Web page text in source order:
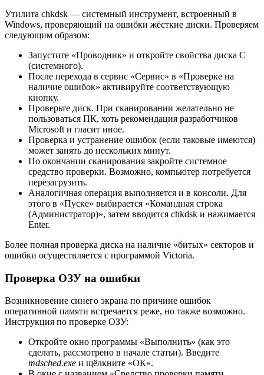
Утилита chkdsk — системный инструмент, встроенный в
Windows, проверяющий на ошибки жёсткие диски. Проверяем
следующим образом:
Запустите «Проводник» и откройте свойства диска C
(системного).
После перехода в сервис «Сервис» в «Проверке на
наличие ошибок» активируйте соответствующую
кнопку.
Проверьте диск. При сканировании желательно не
пользоваться ПК, хоть рекомендация разработчиков
Microsoft и гласит иное.
Проверка и устранение ошибок (если таковые имеются)
может занять до нескольких минут.
По окончании сканирования закройте системное
средство проверки. Возможно, компьютер потребуется
перезагрузить.
Аналогичная операция выполняется и в консоли. Для
этого в «Пуске» выбирается «Командная строка
(Администратор)», затем вводится chkdsk и нажимается
Enter.
Более полная проверка диска на наличие «битых» секторов и
ошибки осуществляется с программой Victoria.
Проверка ОЗУ на ошибки
Возникновение синего экрана по причине ошибок
оперативной памяти встречается реже, но также возможно.
Инструкция по проверке ОЗУ:
Откройте окно программы «Выполнить» (как это
сделать, рассмотрено в начале статьи). Введите
mdsched.exe и щёлкните «ОК».